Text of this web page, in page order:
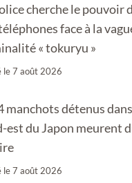
cherche le pouvoir
face à la
« tokuryu »
le7 août 2026
manchots détenus
est du Japon meurent
le7 août 2026